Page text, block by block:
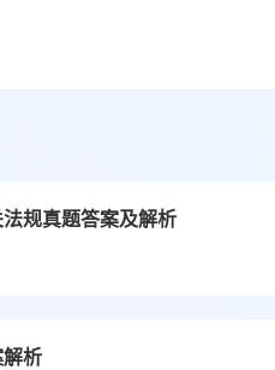
规真题答案及解析
析